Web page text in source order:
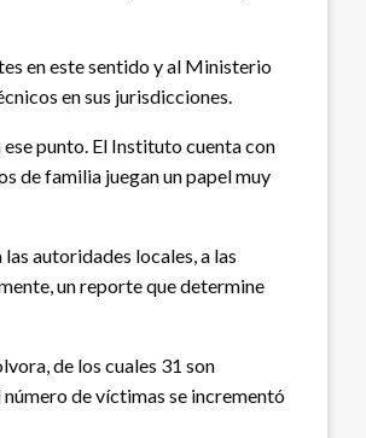
en este sentido y al Ministerio
en sus jurisdicciones.
punto. El Instituto cuenta con
de familia juegan un papel muy
autoridades locales, a las
un reporte que determine
de los cuales 31 son
de víctimas se incrementó